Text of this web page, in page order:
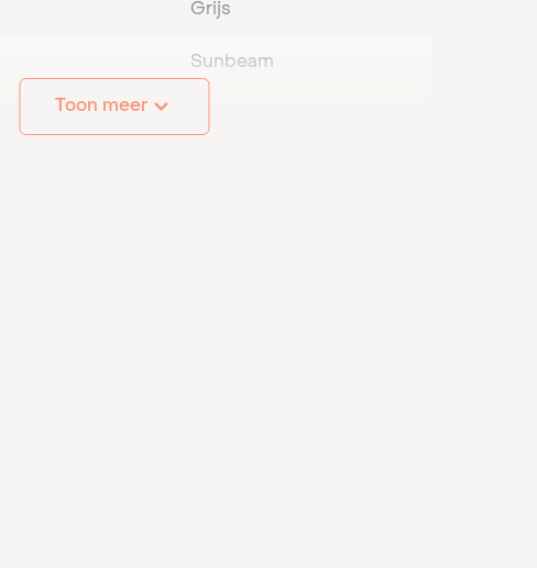
Grijs
Sunbeam
Toon meer